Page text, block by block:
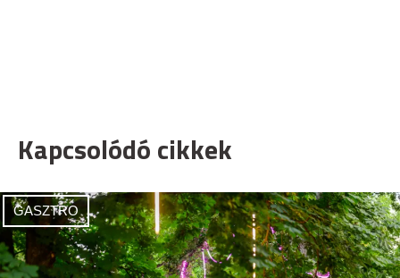
Kapcsolódó cikkek
GASZTRO